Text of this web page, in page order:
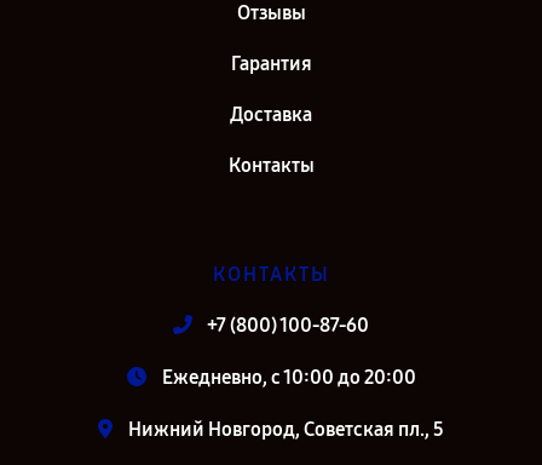
Отзывы
Гарантия
Доставка
Контакты
КОНТАКТЫ
+7 (800) 100-87-60
Ежедневно, с 10:00 до 20:00
Нижний Новгород, Советская пл., 5